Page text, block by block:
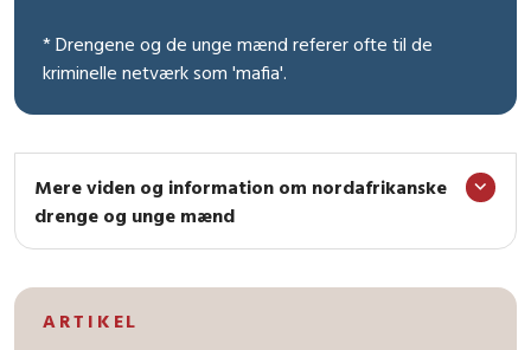
* Drengene og de unge mænd referer ofte til de
kriminelle netværk som 'mafia'.
Mere viden og information om nordafrikanske
drenge og unge mænd
ARTIKEL